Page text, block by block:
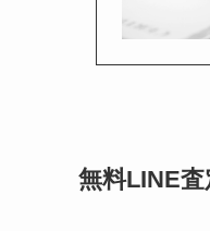
無料LINE